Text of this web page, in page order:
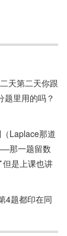
天第二天你跟
题里用的吗？
Laplace那道
那一题留数
是上课也讲
4题都印在同